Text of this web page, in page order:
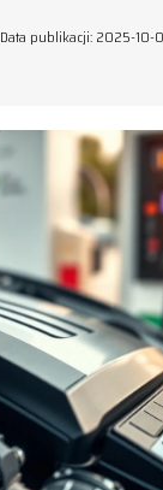
Data publikacji: 2025-10-